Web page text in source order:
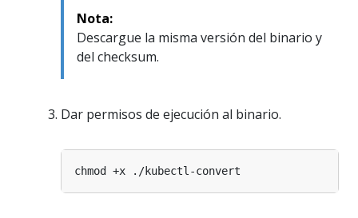
Nota:
Descargue la misma versión del binario y
del checksum.
Dar permisos de ejecución al binario.